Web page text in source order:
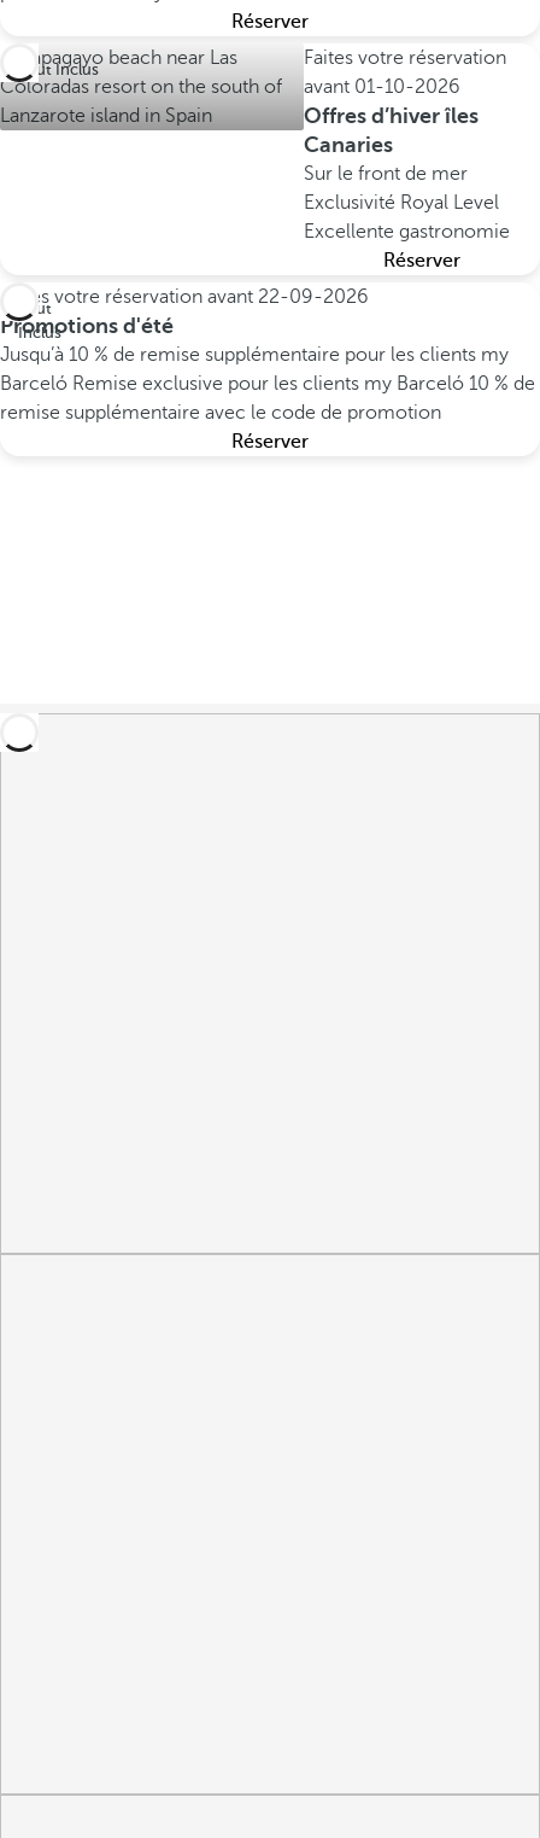
Réserver
Tout Inclus
Faites votre réservation
avant 01-10-2026
Offres d’hiver îles
Canaries
Sur le front de mer
Exclusivité Royal Level
Excellente gastronomie
Réserver
Tout
Inclus
Faites votre réservation avant 22-09-2026
Promotions d'été
Jusqu’à 10 % de remise supplémentaire pour les clients my
Barceló Remise exclusive pour les clients my Barceló 10 % de
remise supplémentaire avec le code de promotion
Réserver